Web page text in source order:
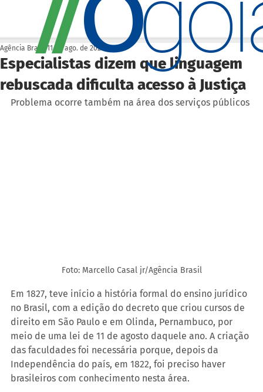
Especialistas dizem que linguagem
rebuscada dificulta acesso à Justiça
Agência Brasil 11 de ago. de 2023
Problema ocorre também na área dos serviços públicos
Foto: Marcello Casal jr/Agência Brasil
Em 1827, teve início a história formal do ensino jurídico
no Brasil, com a edição do decreto que criou cursos de
direito em São Paulo e em Olinda, Pernambuco, por
meio de uma lei de 11 de agosto daquele ano. A criação
das faculdades foi necessária porque, depois da
Independência do país, em 1822, foi preciso haver
brasileiros com conhecimento nesta área.